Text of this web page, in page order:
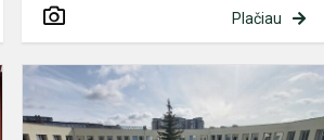
Plačiau
Mums
reikalinga
Jūsų